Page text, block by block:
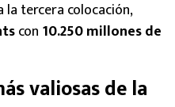
la tercera colocación,
con 10.250 millones de
valiosas de la